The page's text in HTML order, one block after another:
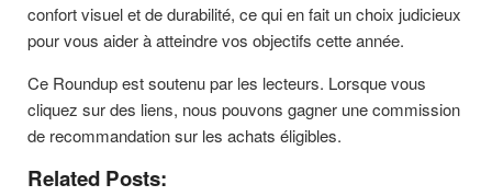
confort visuel et de durabilité, ce qui en fait un choix judicieux
pour vous aider à atteindre vos objectifs cette année.
Ce Roundup est soutenu par les lecteurs. Lorsque vous
cliquez sur des liens, nous pouvons gagner une commission
de recommandation sur les achats éligibles.
Related Posts: